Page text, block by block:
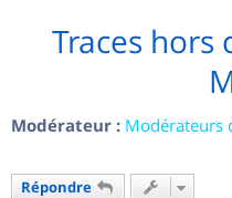
Traces hors
Modérateur : Modérateurs
Répondre